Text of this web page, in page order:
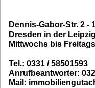
Dennis-Gabor-Str. 2 -
Dresden in der
Mittwochs bis
Tel.: 0331 / 58501593
Anrufbeantworter:
Mail: